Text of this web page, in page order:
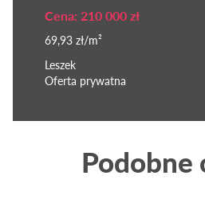
Cena: 210 000 zł
69,93 zł/m²
Leszek
Oferta prywatna